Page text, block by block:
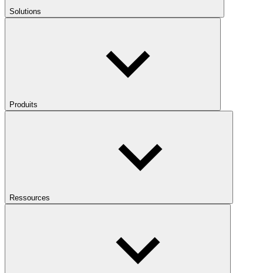
Solutions
Produits
Ressources